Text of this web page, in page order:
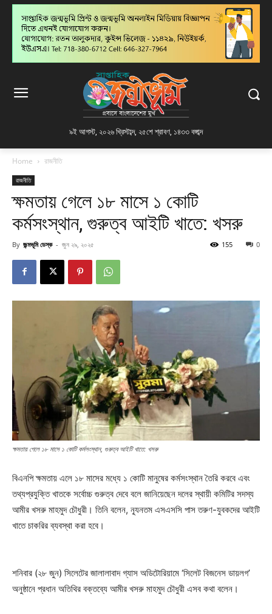
৯ই আগস্ট, ২০২৬ খ্রিস্টাব্দ, ২৫শে শ্রাবণ, ১৪৩৩ বঙ্গাব্দ
Home রাজনীতি
রাজনীতি
ক্ষমতায় গেলে ১৮ মাসে ১ কোটি
কর্মসংস্থান, গুরুত্ব আইটি খাতে: খসরু
By জন্মভূমি ডেস্ক - জুন ২৯, ২০২৫ 0
155
ক্ষমতায় গেলে ১৮ মাসে ১ কোটি কর্মসংস্থান, গুরুত্ব আইটি খাতে: খসরু
বিএনপি ক্ষমতায় এলে ১৮ মাসের মধ্যে ১ কোটি মানুষের কর্মসংস্থান তৈরি করবে এবং
তথ্যপ্রযুক্তি খাতকে সর্বোচ্চ গুরুত্ব দেবে বলে জানিয়েছেন দলের স্থায়ী কমিটির সদস্য
আমীর খসরু মাহমুদ চৌধুরী। তিনি বলেন, ন্যূনতম এসএসসি পাস তরুণ-যুবকদের আইটি
খাতে চাকরির ব্যবস্থা করা হবে।
শনিবার (২৮ জুন) সিলেটের জালালাবাদ গ্যাস অডিটোরিয়ামে ‘সিলেট বিজনেস ডায়লগ’
অনুষ্ঠানে প্রধান অতিথির বক্তব্যে আমীর খসরু মাহমুদ চৌধুরী এসব কথা বলেন।